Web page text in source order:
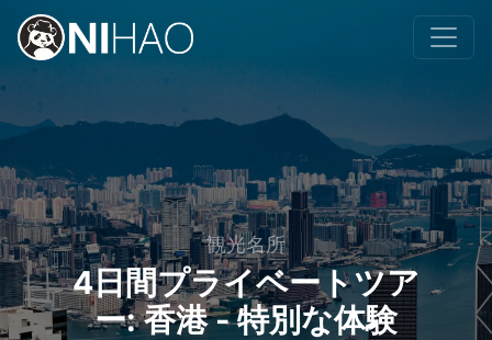
観光名所
4日間プライベートツア
ー: 香港 - 特別な体験